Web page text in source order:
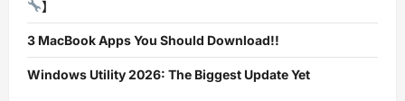
】
3 MacBook Apps You Should Download!!
Windows Utility 2026: The Biggest Update Yet